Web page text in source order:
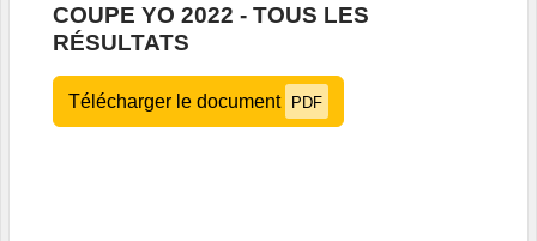
COUPE YO 2022 - TOUS LES
RÉSULTATS
Télécharger le document PDF